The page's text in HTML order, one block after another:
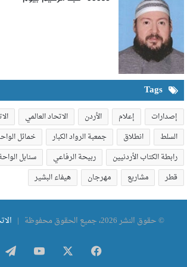
Tags
إصدارات إعلام الأردن الاتحاد العالمي
السلط
انطلاق جمعبة الرواد الكبار خمائل
رابطة الكتاب الأردنيين
ربيحة الرفاعي سنابل
قطر
مشاريع مهرجان هيفاء البشير
© حقوق النشر 2026، جميع الحقوق محفوظة |
فيسبوك ‫YouTube